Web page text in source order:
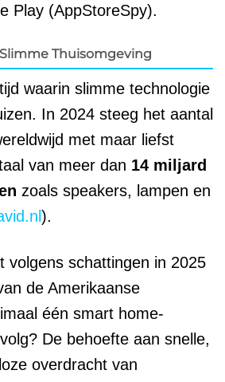
Play (AppStoreSpy).
Thuisomgeving
waarin slimme technologie
In 2024 steeg het aantal
met maar liefst
van meer dan 14 miljard
zoals speakers, lampen en
).
volgens schattingen in 2025
de Amerikaanse
één smart home-
De behoefte aan snelle,
overdracht van